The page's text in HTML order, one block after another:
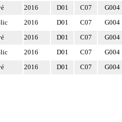
2016 D01 C07 G004
2016 D01 C07 G004
2016 D01 C07 G004
2016 D01 C07 G004
2016 D01 C07 G004